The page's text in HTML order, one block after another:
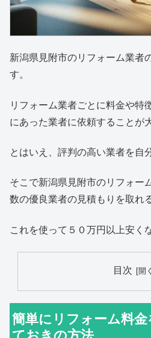
新潟県見附市のリフォーム業者
す。
リフォーム業者ごとに料金や特
にあった業者に依頼することが
とはいえ、評判の高い業者を自
そこで新潟県見附市のリフォー
数の優良業者の見積もりを取れ
これを使って５０万円以上安く
目次
簡単にリフォーム料